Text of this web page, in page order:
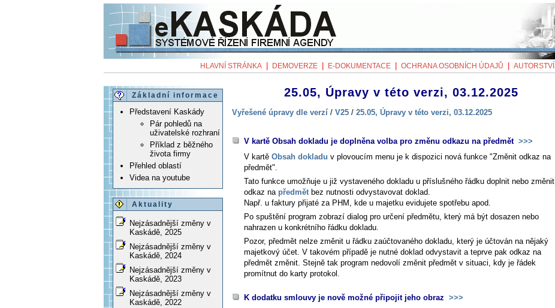
HLAVNÍ STRÁNKA DEMOVERZE E-DOKUMENTACE OCHRANA OSOBNÍCH ÚDAJŮ AUTORSTVÍ
Základní informace
Představení Kaskády
Pár pohledů na
uživatelské rozhraní
Příklad z běžného
života firmy
Přehled oblastí
Videa na youtube
Aktuality
Nejzásadnější změny v
Kaskádě, 2025
Nejzásadnější změny v
Kaskádě, 2024
Nejzásadnější změny v
Kaskádě, 2023
Nejzásadnější změny v
Kaskádě, 2022
25.05, Úpravy v této verzi, 03.12.2025
Vyřešené úpravy dle verzí / V25 / 25.05, Úpravy v této verzi, 03.12.2025
V kartě Obsah dokladu je doplněna volba pro změnu odkazu na předmět >>>
V kartě Obsah dokladu v plovoucím menu je k dispozici nová funkce "Změnit odkaz na
předmět".
Tato funkce umožňuje u již vystaveného dokladu u příslušného řádku doplnit nebo změnit
odkaz na předmětbez nutnosti odvystavovat doklad.
Např. u faktury přijaté za PHM, kde u majetku evidujete spotřebu apod.
Po spuštění program zobrazí dialog pro určení předmětu, který má být dosazen nebo
nahrazen u konkrétního řádku dokladu.
Pozor, předmět nelze změnit u řádku zaúčtovaného dokladu, který je účtován na nějaký
majetkový účet. V takovém případě je nutné doklad odvystavit a teprve pak odkaz na
předmět změnit. Stejně tak program nedovolí změnit předmět v situaci, kdy je řádek
promítnut do karty protokol.
K dodatku smlouvy je nově možné připojit jeho obraz >>>